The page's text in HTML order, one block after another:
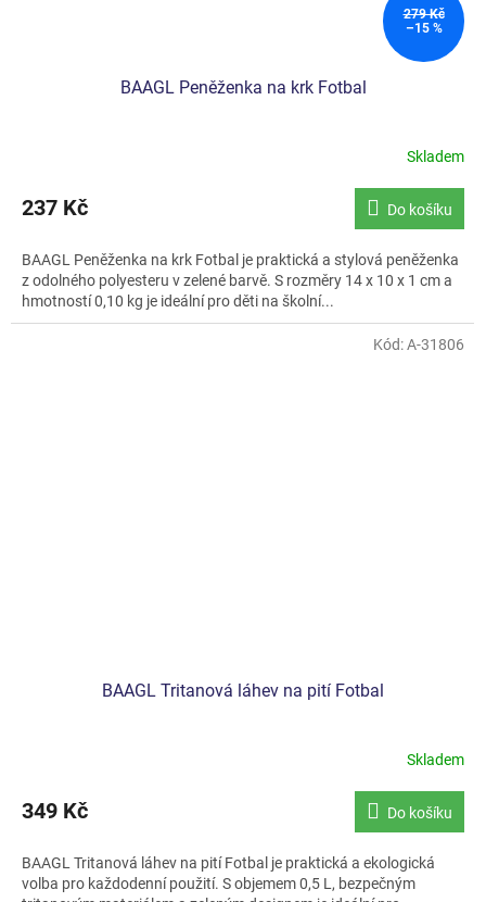
279 Kč
–15 %
BAAGL Peněženka na krk Fotbal
Skladem
237 Kč Do košíku
BAAGL Peněženka na krk Fotbal je praktická a stylová peněženka
z odolného polyesteru v zelené barvě. S rozměry 14 x 10 x 1 cm a
hmotností 0,10 kg je ideální pro děti na školní...
BAAGL Tritanová láhev na pití Fotbal
Skladem
349 Kč Do košíku
BAAGL Tritanová láhev na pití Fotbal je praktická a ekologická
volba pro každodenní použití. S objemem 0,5 L, bezpečným
Kód:A-31806